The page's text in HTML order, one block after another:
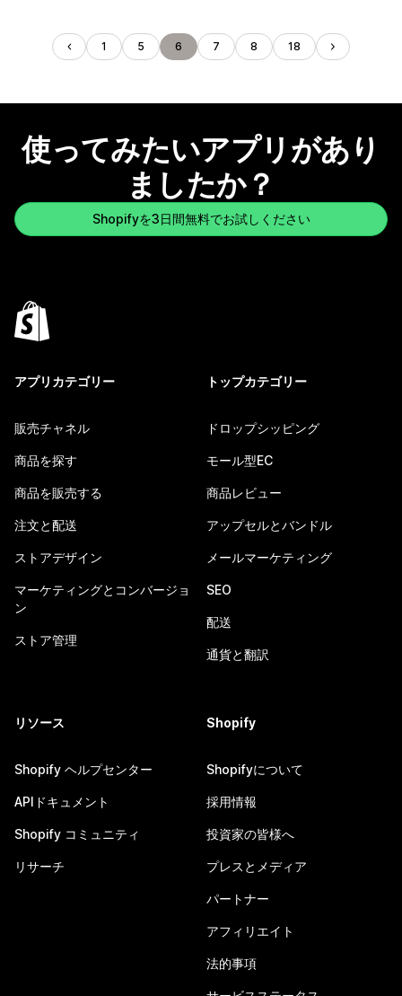
1 5 6 7 8 18
使ってみたいアプリがあり
ましたか？
Shopifyを3日間無料でお試しください
アプリカテゴリー
販売チャネル
商品を探す
商品を販売する
注文と配送
ストアデザイン
マーケティングとコンバージョ
ン
ストア管理
トップカテゴリー
ドロップシッピング
モール型EC
商品レビュー
アップセルとバンドル
メールマーケティング
SEO
配送
通貨と翻訳
リソース
Shopify ヘルプセンター
APIドキュメント
Shopify コミュニティ
リサーチ
Shopify
Shopifyについて
採用情報
投資家の皆様へ
プレスとメディア
パートナー
アフィリエイト
法的事項